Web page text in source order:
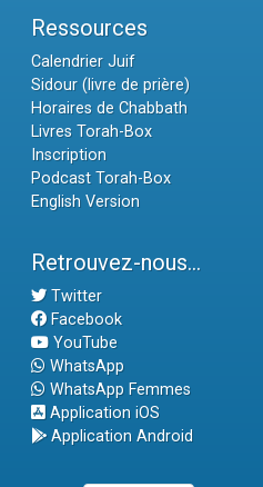
Ressources
Calendrier Juif
Sidour (livre de prière)
Horaires de Chabbath
Livres Torah-Box
Inscription
Podcast Torah-Box
English Version
Retrouvez-nous...
Twitter
Facebook
YouTube
WhatsApp
WhatsApp Femmes
Application iOS
Application Android